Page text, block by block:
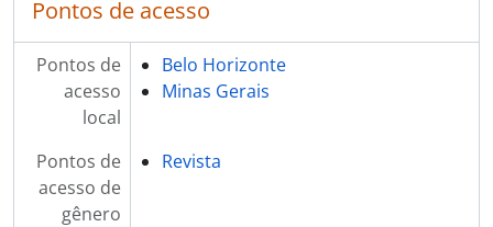
Pontos de acesso
Pontos de
acesso
local
Belo Horizonte
Minas Gerais
Pontos de
acesso de
gênero
Revista